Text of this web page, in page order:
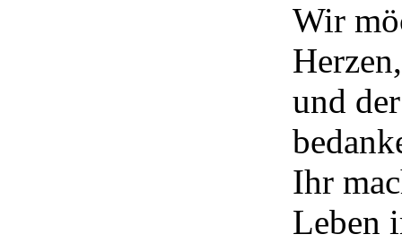
Wir
und
Ihr
Leben